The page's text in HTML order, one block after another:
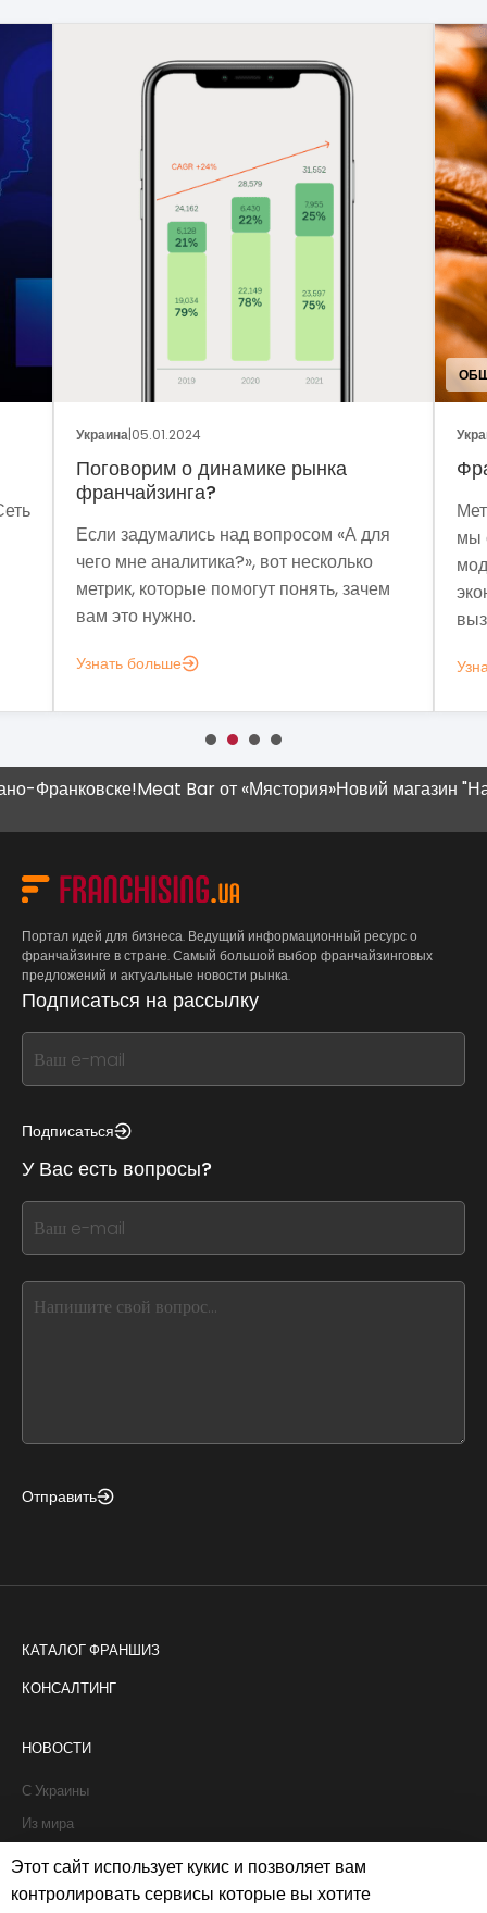
Украина|05.01.2024
Поговорим о динамике рынка
франчайзинга?
Если задумались над вопросом «А для
чего мне аналитика?», вот несколько
метрик, которые помогут понять, зачем
вам это нужно.
Узнать больше
мы
Meat Bar от «Мястория»Новий магазин "Наш
Портал идей для бизнеса. Ведущий информационный ресурс о
франчайзинге в стране. Самый большой выбор франчайзинговых
предложений и актуальные новости рынка.
Подписаться на рассылку
If
you
this,
this
form
field
blank
Подписаться
У Вас есть вопросы?
If
you
this,
Отправить
КАТАЛОГ ФРАНШИЗ
КОНСАЛТИНГ
НОВОСТИ
С Украины
Из мира
Интервью
Истории франчайзи
Этот сайт использует кукис и позволяет вам
контролировать сервисы которые вы хотите